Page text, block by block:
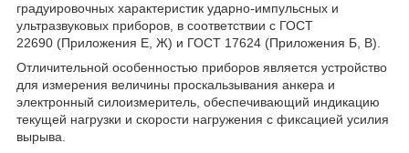
градуировочных характеристик ударно-импульсных и
ультразвуковых приборов, в соответствии с ГОСТ
22690 (Приложения Е, Ж) и ГОСТ 17624 (Приложения Б, В).
Отличительной особенностью приборов является устройство
для измерения величины проскальзывания анкера и
электронный силоизмеритель, обеспечивающий индикацию
текущей нагрузки и скорости нагружения с фиксацией усилия
вырыва.